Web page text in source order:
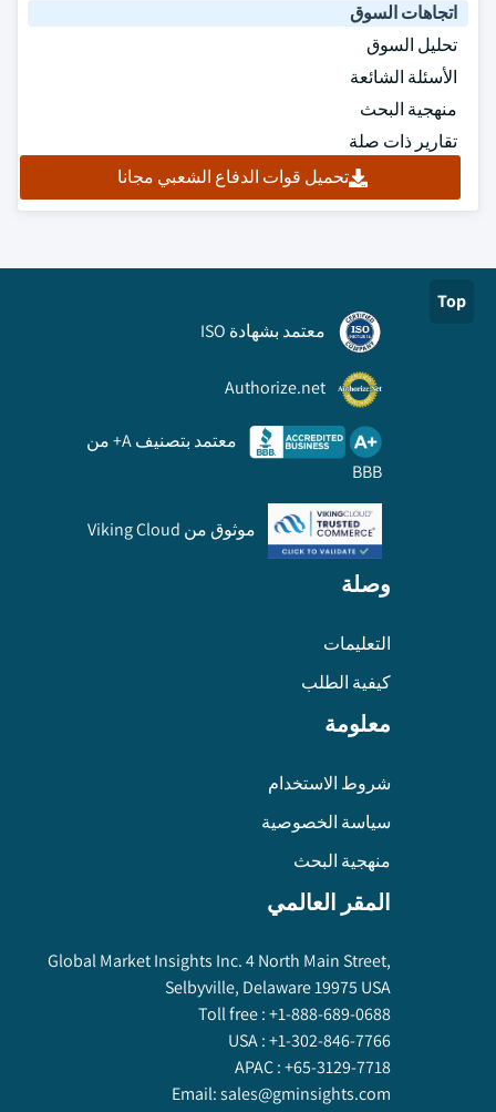
اتجاهات السوق
تحليل السوق
الأسئلة الشائعة
منهجية البحث
تقارير ذات صلة
تحميل قوات الدفاع الشعبي مجانا
Top
معتمد بشهادة ISO
Authorize.net
معتمد بتصنيف A+ من
BBB
موثوق من Viking Cloud
وصلة
التعليمات
كيفية الطلب
معلومة
شروط الاستخدام
سياسة الخصوصية
منهجية البحث
المقر العالمي
Global Market Insights Inc. 4 North Main Street,
Selbyville, Delaware 19975 USA
Toll free :+1-888-689-0688
USA :+1-302-846-7766
APAC :+65-3129-7718
Email:sales@gminsights.com